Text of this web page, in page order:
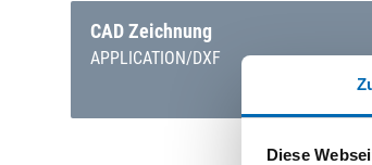
Diese
CAD Zeichnung
APPLICATION/DXF